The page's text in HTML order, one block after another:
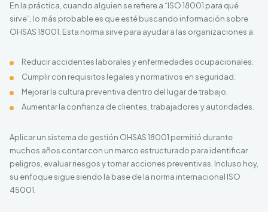
En la práctica, cuando alguien se refiere a “ISO 18001 para qué
sirve”, lo más probable es que esté buscando información sobre
OHSAS 18001. Esta norma sirve para ayudar a las organizaciones a:
Reducir accidentes laborales y enfermedades ocupacionales.
Cumplir con requisitos legales y normativos en seguridad.
Mejorar la cultura preventiva dentro del lugar de trabajo.
Aumentar la confianza de clientes, trabajadores y autoridades.
Aplicar un sistema de gestión OHSAS 18001 permitió durante
muchos años contar con un marco estructurado para identificar
peligros, evaluar riesgos y tomar acciones preventivas. Incluso hoy,
su enfoque sigue siendo la base de la norma internacional ISO
45001.